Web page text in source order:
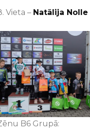
Vieta – Natālija Nolle
B6 Grupā: